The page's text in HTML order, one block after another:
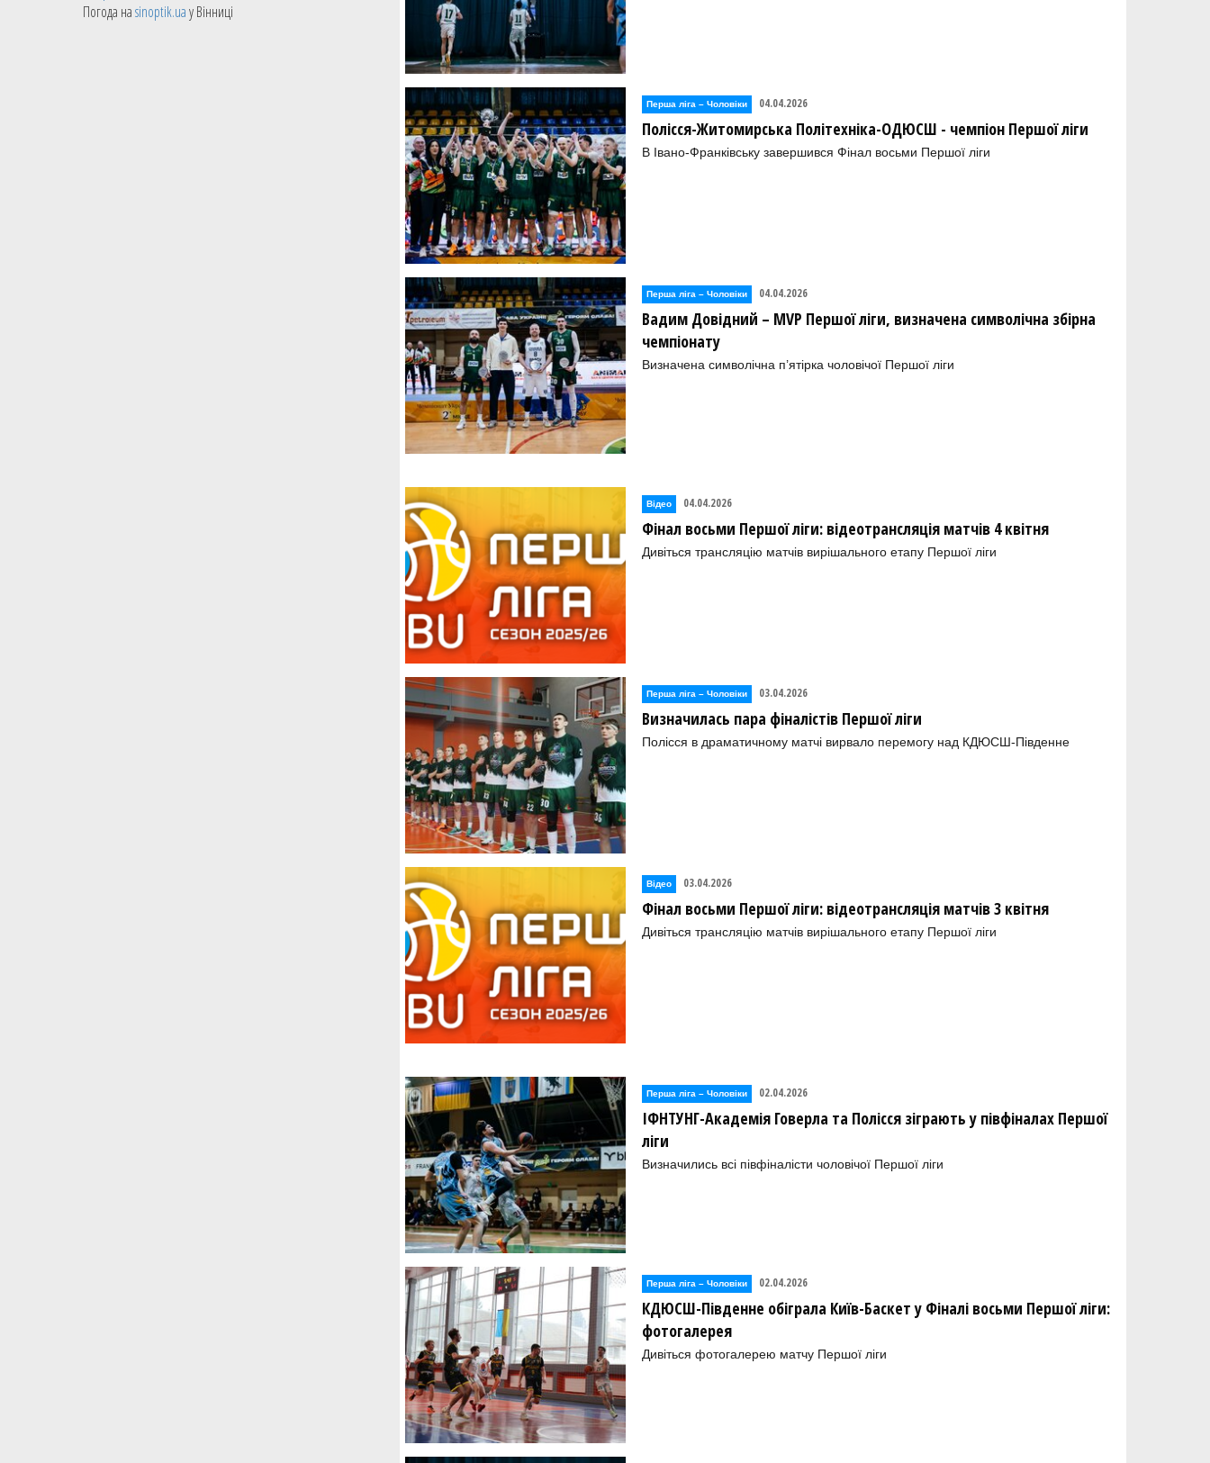
Погода наsinoptik.uaу Вінниці
Перша лiга – Чоловiки 04.04.2026
Полісся-Житомирська Політехніка-ОДЮСШ - чемпіон Першої ліги
В Івано-Франківську завершився Фінал восьми Першої ліги
Перша лiга – Чоловiки 04.04.2026
Вадим Довідний – MVP Першої ліги, визначена символічна збірна
чемпіонату
Визначена символічна п’ятірка чоловічої Першої ліги
Відео 04.04.2026
Фінал восьми Першої ліги: відеотрансляція матчів 4 квітня
Дивіться трансляцію матчів вирішального етапу Першої ліги
Перша лiга – Чоловiки 03.04.2026
Визначилась пара фіналістів Першої ліги
Полісся в драматичному матчі вирвало перемогу над КДЮСШ-Південне
Відео 03.04.2026
Фінал восьми Першої ліги: відеотрансляція матчів 3 квітня
Дивіться трансляцію матчів вирішального етапу Першої ліги
Перша лiга – Чоловiки 02.04.2026
ІФНТУНГ-Академія Говерла та Полісся зіграють у півфіналах Першої
ліги
Визначились всі півфіналісти чоловічої Першої ліги
Перша лiга – Чоловiки 02.04.2026
КДЮСШ-Південне обіграла Київ-Баскет у Фіналі восьми Першої ліги:
фотогалерея
Дивіться фотогалерею матчу Першої ліги